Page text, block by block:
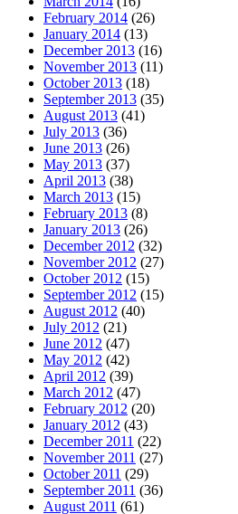
February 2014 (26)
January 2014 (13)
December 2013 (16)
November 2013 (11)
October 2013 (18)
September 2013 (35)
August 2013 (41)
July 2013 (36)
June 2013 (26)
May 2013 (37)
April 2013 (38)
March 2013 (15)
February 2013 (8)
January 2013 (26)
December 2012 (32)
November 2012 (27)
October 2012 (15)
September 2012 (15)
August 2012 (40)
July 2012 (21)
June 2012 (47)
May 2012 (42)
April 2012 (39)
March 2012 (47)
February 2012 (20)
January 2012 (43)
December 2011 (22)
November 2011 (27)
October 2011 (29)
September 2011 (36)
August 2011 (61)